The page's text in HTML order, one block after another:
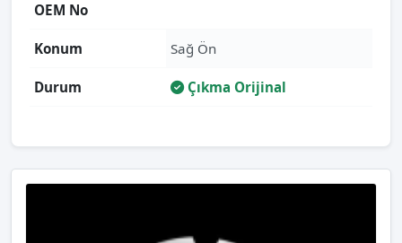
OEM No
Konum Sağ Ön
Durum Çıkma Orijinal